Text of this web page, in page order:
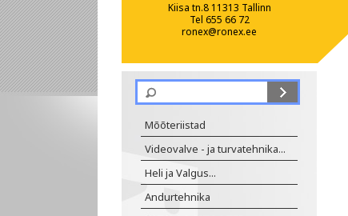
Kiisa tn.8 11313 Tallinn
Tel 655 66 72
ronex@ronex.ee
Mõõteriistad
Videovalve - ja turvatehnika...
Heli ja Valgus...
Andurtehnika